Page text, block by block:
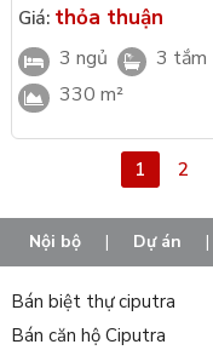
Giá: thỏa thuận
3 ngủ
3 tắm
330 m²
1 2
Nội bộ | Dự án |
Bán biệt thự ciputra
Bán căn hộ Ciputra